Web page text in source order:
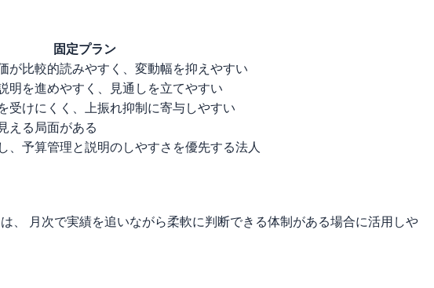
固定プラン
が比較的読みやすく、変動幅を抑えやすい
明を進めやすく、見通しを立てやすい
受けにくく、上振れ抑制に寄与しやすい
える局面がある
、予算管理と説明のしやすさを優先する法人
、 月次で実績を追いながら柔軟に判断できる体制がある場合に活用しや